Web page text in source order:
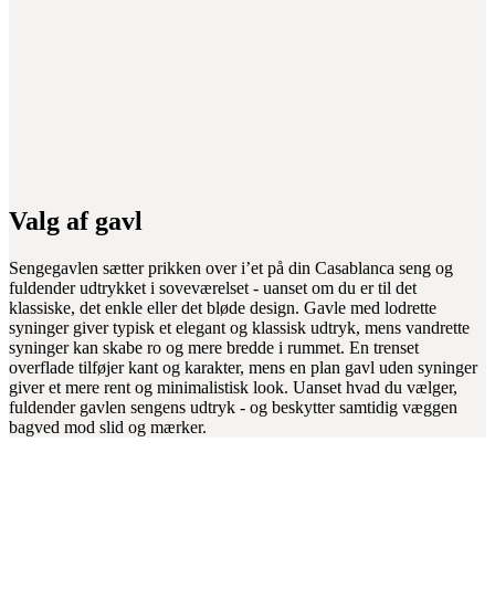
Valg af gavl
Sengegavlen sætter prikken over i’et på din Casablanca seng og
fuldender udtrykket i soveværelset - uanset om du er til det
klassiske, det enkle eller det bløde design. Gavle med lodrette
syninger giver typisk et elegant og klassisk udtryk, mens vandrette
syninger kan skabe ro og mere bredde i rummet. En trenset
overflade tilføjer kant og karakter, mens en plan gavl uden syninger
giver et mere rent og minimalistisk look. Uanset hvad du vælger,
fuldender gavlen sengens udtryk - og beskytter samtidig væggen
bagved mod slid og mærker.